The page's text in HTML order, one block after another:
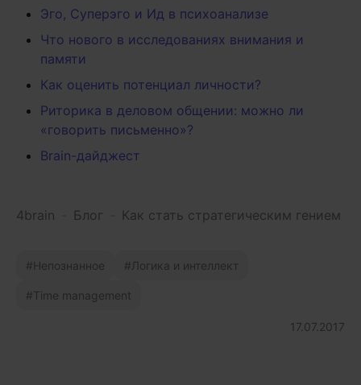
Эго, Суперэго и Ид в психоанализе
Что нового в исследованиях внимания и
памяти
Как оценить потенциал личности?
Риторика в деловом общении: можно ли
«говорить письменно»?
Brain-дайджест
4brain Блог Как стать стратегическим гением
Непознанное Логика и интеллект
Time management
17.07.2017